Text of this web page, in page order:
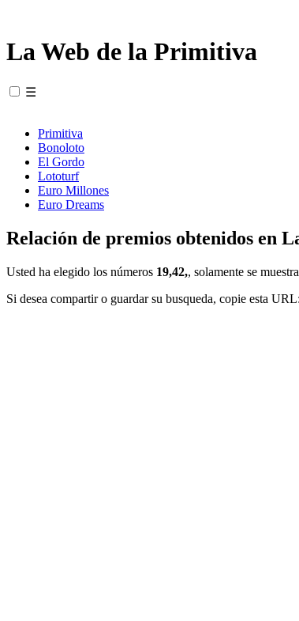
La Web de la Primitiva
☰
Primitiva
Bonoloto
El Gordo
Lototurf
Euro Millones
Euro Dreams
Relación de premios obtenidos en
Usted ha elegido los números 19,42,, solamente se
Si desea compartir o guardar su busqueda, copie esta URL: